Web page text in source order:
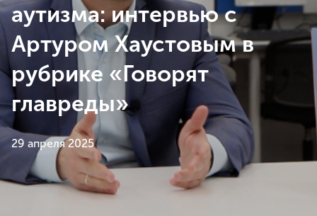
аутизма: интервью с
Артуром Хаустовым в
рубрике «Говорят
главреды»
29 апреля 2025